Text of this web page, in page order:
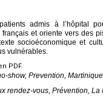
admis à l’hôpital
et oriente vers des
socioéconomique et
vulnérables.
PDF.
show, Prevention,
rendez-vous, Prévention,